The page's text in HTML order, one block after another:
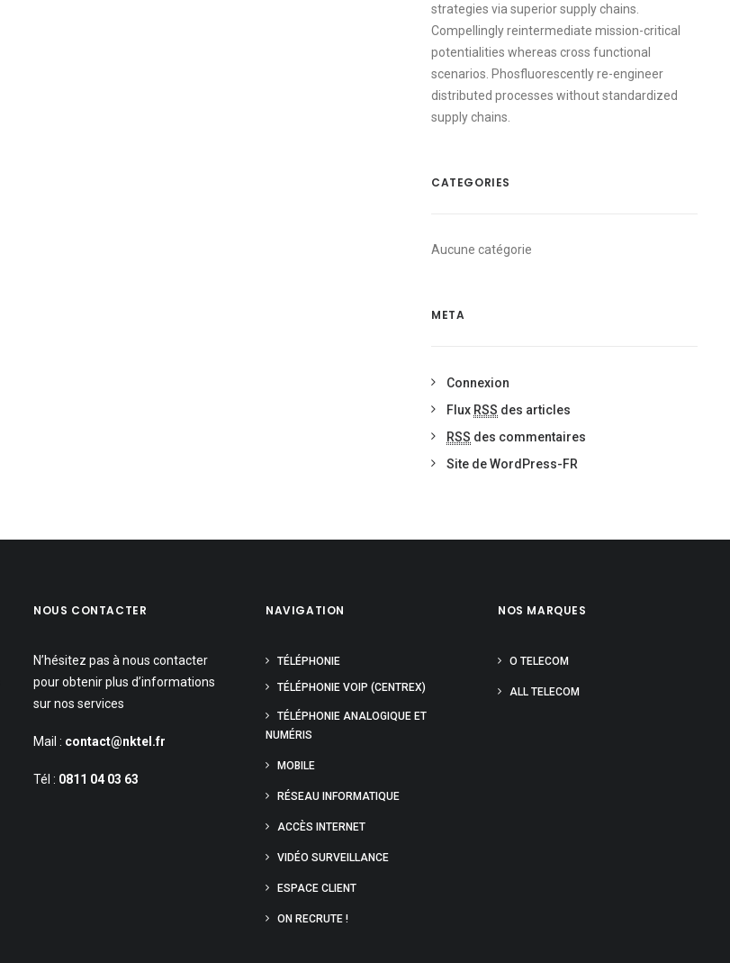
strategies via superior supply chains.
Compellingly reintermediate mission-critical
potentialities whereas cross functional
scenarios. Phosfluorescently re-engineer
distributed processes without standardized
supply chains.
CATEGORIES
Aucune catégorie
META
Connexion
Flux RSS des articles
RSS des commentaires
Site de WordPress-FR
NOUS CONTACTER
N’hésitez pas à nous contacter
pour obtenir plus d’informations
sur nos services
Mail : contact@nktel.fr
Tél : 0811 04 03 63
NAVIGATION
TÉLÉPHONIE
TÉLÉPHONIE VOIP (CENTREX)
TÉLÉPHONIE ANALOGIQUE ET
NUMÉRIS
MOBILE
RÉSEAU INFORMATIQUE
ACCÈS INTERNET
VIDÉO SURVEILLANCE
ESPACE CLIENT
ON RECRUTE !
NOS MARQUES
O TELECOM
ALL TELECOM